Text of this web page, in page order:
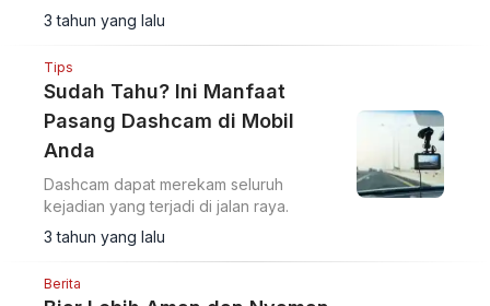
3 tahun yang lalu
Tips
Sudah Tahu? Ini Manfaat
Pasang Dashcam di Mobil
Anda
Dashcam dapat merekam seluruh
kejadian yang terjadi di jalan raya.
3 tahun yang lalu
Berita